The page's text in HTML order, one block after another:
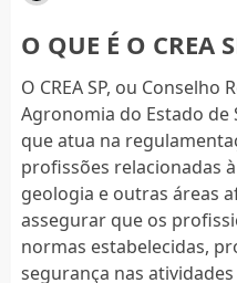
O QUE É O CREA
O CREA SP, ou
Agronomia do Estado de
que atua na
profissões relacionadas
geologia e outras áreas
assegurar que os
normas estabelecidas,
segurança nas